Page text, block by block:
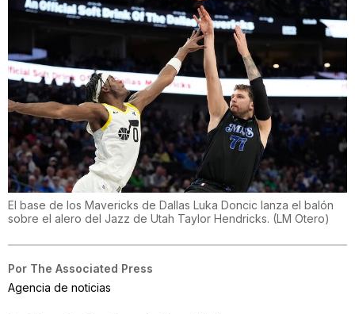
El base de los Mavericks de Dallas Luka Doncic lanza el balón
sobre el alero del Jazz de Utah Taylor Hendricks. (LM Otero)
Por The Associated Press
Agencia de noticias